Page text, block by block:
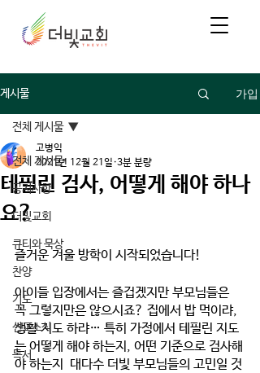
게시물 가입
전체 게시물
공지사항
더빛교회
큐티와 묵상
찬양
기도
선교소식
독서
전체 게시물
테필린 검사, 어떻게 해야 하나
요?
고병익
2021년 12월 21일 3분 분량
즐거운 겨울 방학이 시작되었습니다!
아이들 입장에서는 즐겁겠지만 부모님들은
꼭 그렇지만은 않으시죠? 집에서 밥 먹이랴,
생활 지도 하랴… 특히 가정에서 테필린 지도
는 어떻게 해야 하는지, 어떤 기준으로 검사해
야 하는지  대다수 더빛 부모님들의 고민일 것